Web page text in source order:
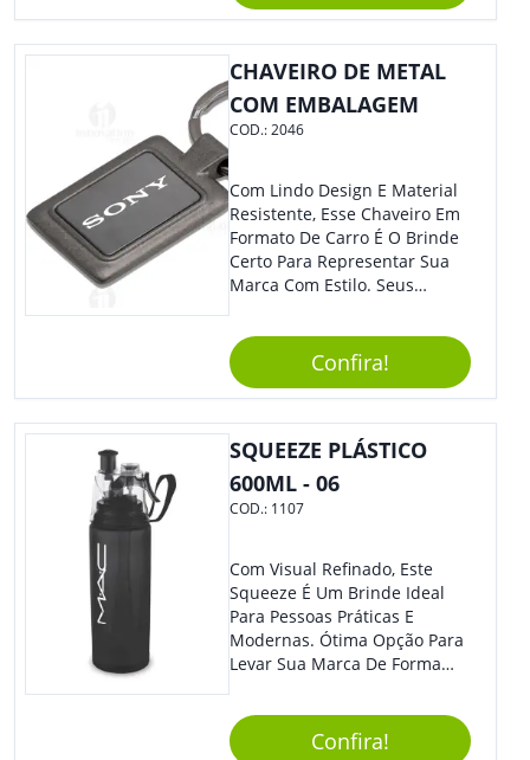
Buscam, E O Design É
Moderno, Destacando Ainda
Mais Sua Marca.
CHAVEIRO DE METAL
COM EMBALAGEM
COD.:2046
Com Lindo Design E Material
Resistente, Esse Chaveiro Em
Formato De Carro É O Brinde
Certo Para Representar Sua
Marca Com Estilo. Seus
Adorar.
Confira!
SQUEEZE PLÁSTICO
600ML - 06
COD.: 1107
Com Visual Refinado, Este
Squeeze É Um Brinde Ideal
Para Pessoas Práticas E
Modernas. Ótima Opção Para
Levar Sua Marca De Forma
Sua Empresa Em Eventos,
Reuniões Corporativas Ou Até
Confira!